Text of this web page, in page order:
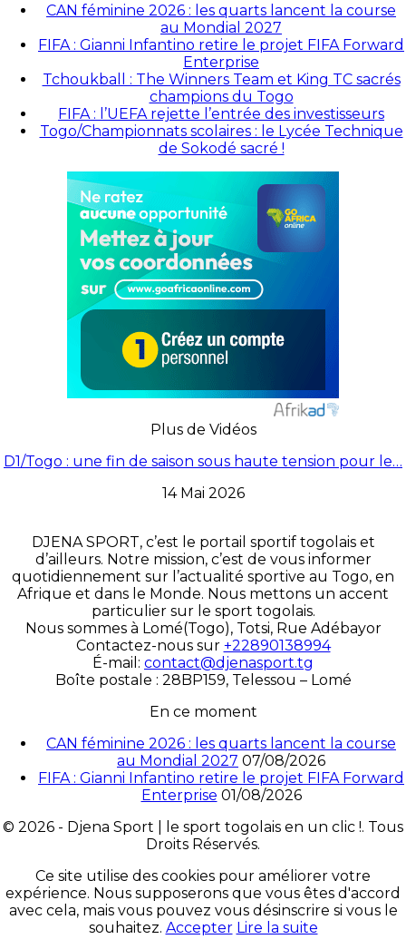
CAN féminine 2026 : les quarts lancent la course
au Mondial 2027
FIFA : Gianni Infantino retire le projet FIFA Forward
Enterprise
Tchoukball : The Winners Team et King TC sacrés
champions du Togo
FIFA : l’UEFA rejette l’entrée des investisseurs
Togo/Championnats scolaires : le Lycée Technique
de Sokodé sacré !
Plus de Vidéos
D1/Togo : une fin de saison sous haute tension pour le…
14 Mai 2026
DJENA SPORT, c’est le portail sportif togolais et
d’ailleurs. Notre mission, c’est de vous informer
quotidiennement sur l’actualité sportive au Togo, en
Afrique et dans le Monde. Nous mettons un accent
particulier sur le sport togolais.
Nous sommes à Lomé(Togo), Totsi, Rue Adébayor
Contactez-nous sur +22890138994
É-mail: contact@djenasport.tg
Boîte postale : 28BP159, Telessou – Lomé
En ce moment
CAN féminine 2026 : les quarts lancent la course
au Mondial 2027 07/08/2026
FIFA : Gianni Infantino retire le projet FIFA Forward
Enterprise 01/08/2026
© 2026 - Djena Sport | le sport togolais en un clic !. Tous
Droits Réservés.
Ce site utilise des cookies pour améliorer votre
expérience. Nous supposerons que vous êtes d'accord
avec cela, mais vous pouvez vous désinscrire si vous le
souhaitez. Accepter Lire la suite